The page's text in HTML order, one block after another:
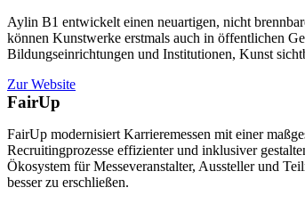
Aylin B1 entwickelt einen neuartigen, nicht
können Kunstwerke erstmals auch in öffentlichen
Bildungseinrichtungen und Institutionen, Kunst
Zur Website
FairUp
FairUp modernisiert Karrieremessen mit einer
Recruitingprozesse effizienter und inklusiver
Ökosystem für Messeveranstalter, Aussteller und
besser zu erschließen.